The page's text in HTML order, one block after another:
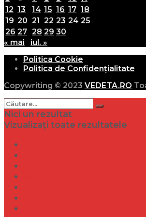
12 13 14 15 16 17 18
19 20 21 22 23 24 25
26 27 28 29 30
« mai
iul. »
Politica Cookie
Politica de Confidențialitate
Copywriting © 2023 VEDETA.RO
Nici un rezultat
Vizualizați toate rezultatele